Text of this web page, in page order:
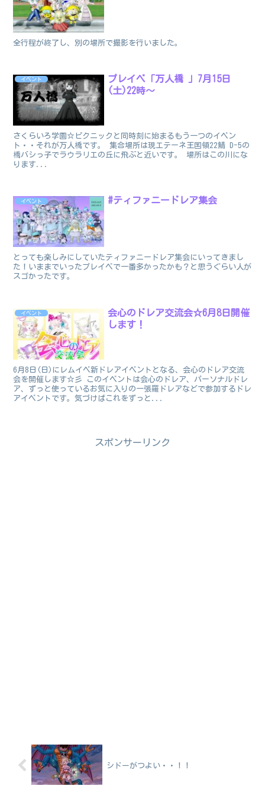
全行程が終了し、別の場所で撮影を行いました。
イベント
プレイベ「万人橋 」7月15日
(土)22時～
さくらいろ学園☆ピクニックと同時刻に始まるもう一つのイベン
ト・・それが万人橋です。 集合場所は現エテーネ王国領22鯖 D-5の
橋バシっ子でラウラリエの丘に飛ぶと近いです。 場所はこの川にな
ります...
イベント #ティファニードレア集会
とっても楽しみにしていたティファニードレア集会にいってきまし
た！いままでいったプレイベで一番多かったかも？と思うぐらい人が
スゴかったです。
イベント
会心のドレア交流会☆6月8日開催
します！
6月8日(日)にレムイベ新ドレアイベントとなる、会心のドレア交流
会を開催します☆彡 このイベントは会心のドレア、パーソナルドレ
ア、ずっと使っているお気に入りの一張羅ドレアなどで参加するドレ
アイベントです。気づけばこれをずっと...
スポンサーリンク
シドーがつよい・・！！